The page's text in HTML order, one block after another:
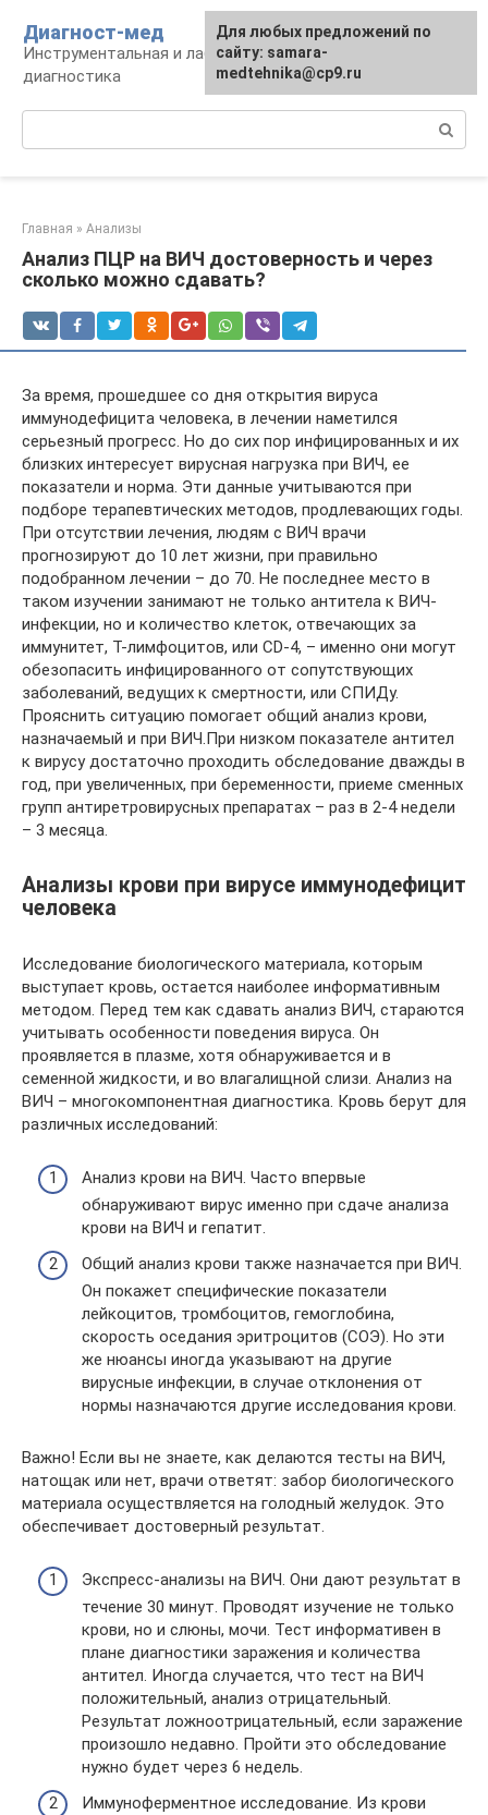
контенту
Диагност-мед
Инструментальная и лабораторная
диагностика
Главная » Анализы
Анализ ПЦР на ВИЧ достоверность и через
сколько можно сдавать?
За время, прошедшее со дня открытия вируса
иммунодефицита человека, в лечении наметился
серьезный прогресс. Но до сих пор инфицированных и их
близких интересует вирусная нагрузка при ВИЧ, ее
показатели и норма. Эти данные учитываются при
подборе терапевтических методов, продлевающих годы.
При отсутствии лечения, людям с ВИЧ врачи
прогнозируют до 10 лет жизни, при правильно
подобранном лечении – до 70. Не последнее место в
таком изучении занимают не только антитела к ВИЧ-
инфекции, но и количество клеток, отвечающих за
иммунитет, Т-лимфоцитов, или CD-4, – именно они могут
обезопасить инфицированного от сопутствующих
заболеваний, ведущих к смертности, или СПИДу.
Прояснить ситуацию помогает общий анализ крови,
назначаемый и при ВИЧ.При низком показателе антител
к вирусу достаточно проходить обследование дважды в
год, при увеличенных, при беременности, приеме сменных
групп антиретровирусных препаратах – раз в 2-4 недели
– 3 месяца.
Анализы крови при вирусе иммунодефицит
человека
Исследование биологического материала, которым
выступает кровь, остается наиболее информативным
методом. Перед тем как сдавать анализ ВИЧ, стараются
учитывать особенности поведения вируса. Он
проявляется в плазме, хотя обнаруживается и в
семенной жидкости, и во влагалищной слизи. Анализ на
ВИЧ – многокомпонентная диагностика. Кровь берут для
различных исследований:
Анализ крови на ВИЧ. Часто впервые
обнаруживают вирус именно при сдаче анализа
крови на ВИЧ и гепатит.
Общий анализ крови также назначается при ВИЧ.
Он покажет специфические показатели
лейкоцитов, тромбоцитов, гемоглобина,
скорость оседания эритроцитов (СОЭ). Но эти
же нюансы иногда указывают на другие
вирусные инфекции, в случае отклонения от
нормы назначаются другие исследования крови.
Важно! Если вы не знаете, как делаются тесты на ВИЧ,
натощак или нет, врачи ответят: забор биологического
материала осуществляется на голодный желудок. Это
обеспечивает достоверный результат.
Экспресс-анализы на ВИЧ. Они дают результат в
течение 30 минут. Проводят изучение не только
крови, но и слюны, мочи. Тест информативен в
плане диагностики заражения и количества
антител. Иногда случается, что тест на ВИЧ
положительный, анализ отрицательный.
Результат ложноотрицательный, если заражение
произошло недавно. Пройти это обследование
нужно будет через 6 недель.
Иммуноферментное исследование. Из крови
Для любых предложений по
сайту: samara-
medtehnika@cp9.ru